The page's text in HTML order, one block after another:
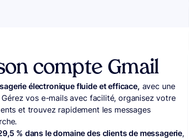
compte Gmail
électronique fluide et efficace, avec une
vos e-mails avec facilité, organisez votre
et trouvez rapidement les messages
% dans le domaine des clients de messagerie,